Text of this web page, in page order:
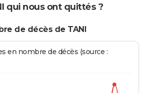
qui nous ont quittés ?
de décès de TANI
en nombre de décès (source :